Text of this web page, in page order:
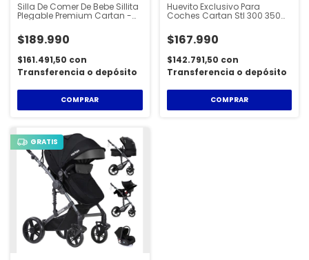
Silla De Comer De Bebe Sillita
Plegable Premium Cartan -
$189.990
$161.491,50 con
Transferencia o depósito
COMPRAR
Huevito Exclusivo Para
Coches Cartan Stl 300 350
$167.990
$142.791,50 con
Transferencia o depósito
COMPRAR
GRATIS